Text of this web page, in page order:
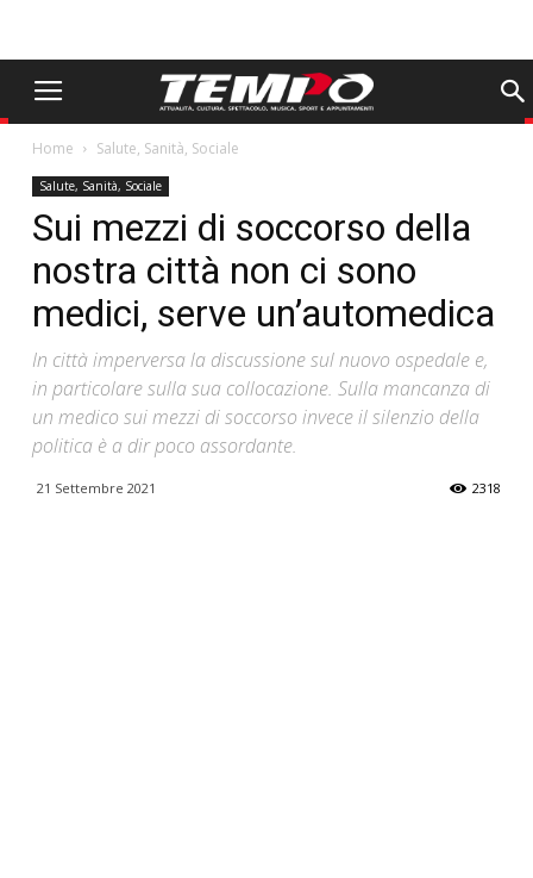
Home Salute, Sanità, Sociale
Salute, Sanità, Sociale
Sui mezzi di soccorso della
nostra città non ci sono
medici, serve un’automedica
In città imperversa la discussione sul nuovo ospedale e,
in particolare sulla sua collocazione. Sulla mancanza di
un medico sui mezzi di soccorso invece il silenzio della
politica è a dir poco assordante.
21 Settembre 2021 2318